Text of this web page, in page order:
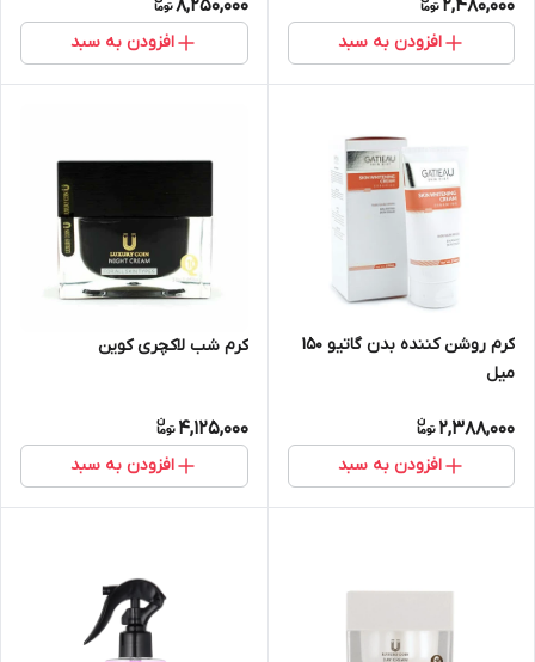
2,480,000
افزودن به سبد
8,250,000
افزودن به سبد
کرم روشن کننده بدن گاتیو 150
میل
2,388,000
افزودن به سبد
کرم شب لاکچری کوین
4,125,000
افزودن به سبد